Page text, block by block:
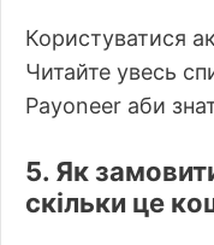
Користуватися
Читайте увесь
Payoneer аби
5. Як
скільки це